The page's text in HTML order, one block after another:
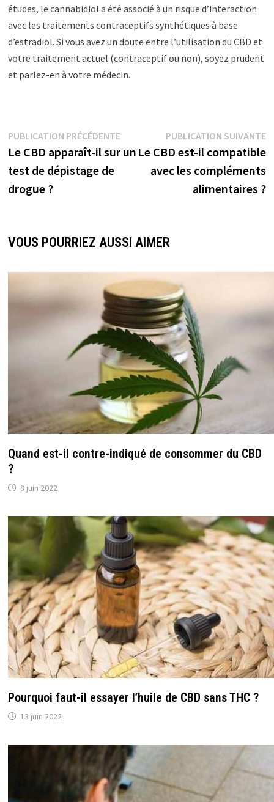
études, le cannabidiol a été associé à un risque d’interaction
avec les traitements contraceptifs synthétiques à base
d’estradiol. Si vous avez un doute entre l’utilisation du CBD et
votre traitement actuel (contraceptif ou non), soyez prudent
et parlez-en à votre médecin.
PUBLICATION PRÉCÉDENTE
Le CBD apparaît-il sur un
test de dépistage de
drogue ?
PUBLICATION SUIVANTE
Le CBD est-il compatible
avec les compléments
alimentaires ?
VOUS POURRIEZ AUSSI AIMER
Quand est-il contre-indiqué de consommer du CBD
?
8 juin 2022
Pourquoi faut-il essayer l’huile de CBD sans THC ?
13 juin 2022